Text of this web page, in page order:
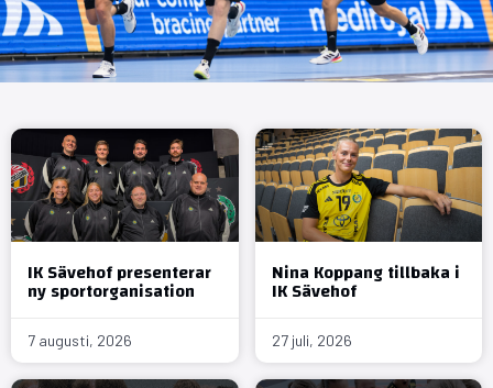
IK Sävehof presenterar
ny sportorganisation
7 augusti, 2026
Nina Koppang tillbaka i
IK Sävehof
27 juli, 2026